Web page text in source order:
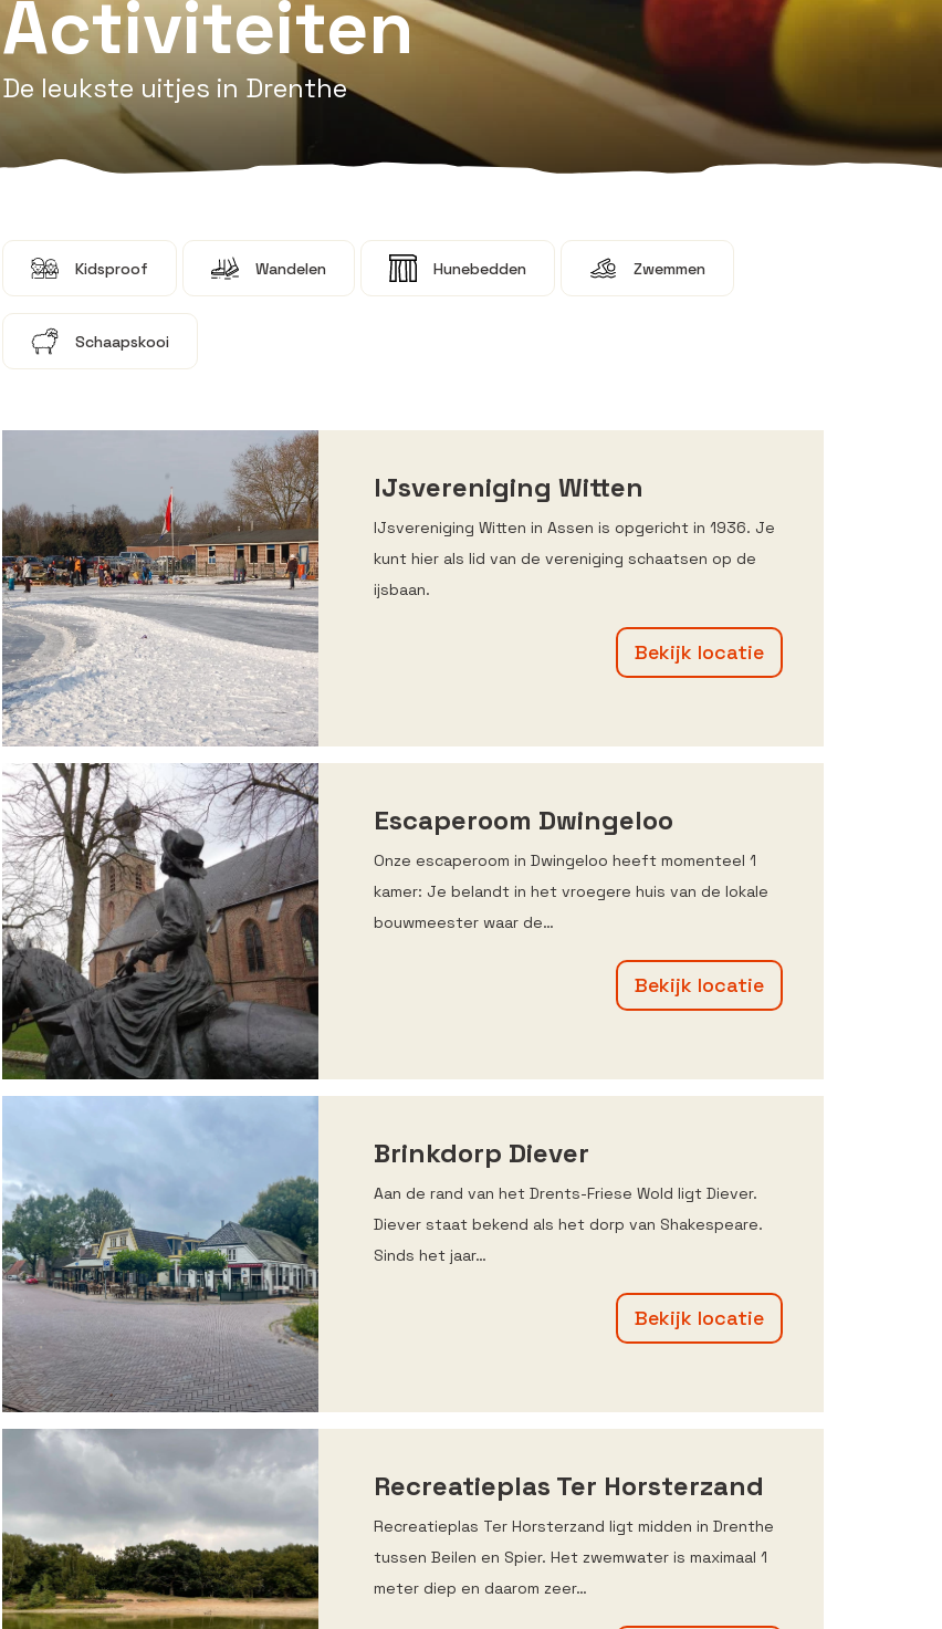
Activiteiten
De leukste uitjes in Drenthe
Kidsproof Wandelen Hunebedden Zwemmen
Schaapskooi
IJsvereniging Witten
IJsvereniging Witten in Assen is opgericht in 1936. Je
kunt hier als lid van de vereniging schaatsen op de
ijsbaan.
Bekijk locatie
Escaperoom Dwingeloo
Onze escaperoom in Dwingeloo heeft momenteel 1
kamer: Je belandt in het vroegere huis van de lokale
bouwmeester waar de…
Bekijk locatie
Brinkdorp Diever
Aan de rand van het Drents-Friese Wold ligt Diever.
Diever staat bekend als het dorp van Shakespeare.
Sinds het jaar…
Bekijk locatie
Recreatieplas Ter Horsterzand
Recreatieplas Ter Horsterzand ligt midden in Drenthe
tussen Beilen en Spier. Het zwemwater is maximaal 1
meter diep en daarom zeer…